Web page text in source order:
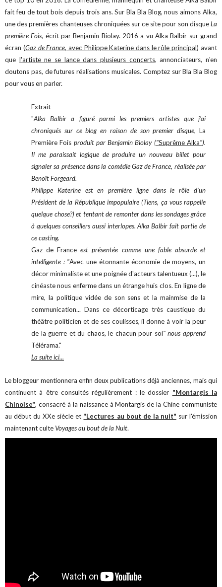
fait feu de tout bois depuis trois ans. Sur Bla Bla Blog, nous aimons Alka,
une des premières chanteuses chroniquées sur ce site pour son disqueLa
première Fois, écrit par Benjamin Biolay. 2016 a vu Alka Balbir sur grand
écran (Gaz de France, avec Philippe Katerine dans le rôle principal) avant
que l'artiste ne se lance dans plusieurs concerts, annonciateurs, n'en
doutons pas, de futures réalisations musicales. Comptez sur Bla Bla Blog
pour vous en parler.
Extrait
"Alka Balbir a figuré parmi les premiers artistes que j'ai
chroniqués sur ce blog en raison de son premier disque,La
Première Fois produit par Benjamin Biolay ("Suprême Alka").
Il me paraissait logique de produire un nouveau billet pour
signaler sa présence dans la comédie Gaz de France, réalisée par
Benoît Forgeard.
Philippe Katerine est en première ligne dans le rôle d'un
Président de la République impopulaire (Tiens, ça vous rappelle
quelque chose?) et tentant de remonter dans les sondages grâce
à quelques conseillers aussi interlopes. Alka Balbir fait partie de
ce casting.
Gaz de France est présentée comme une fable absurde et
intelligente : "Avec une étonnante économie de moyens, un
décor minimaliste et une poignée d'acteurs talentueux (...), le
cinéaste nous enferme dans un étrange huis clos. En ligne de
mire, la politique vidée de son sens et la mainmise de la
communication... Dans ce décorticage très caustique du
théâtre politicien et de ses coulisses, il donne à voir la peur
de la guerre et du chaos, le chacun pour soi" nous apprend
Télérama."
La suite ici...
Le bloggeur mentionnera enfin deux publications déjà anciennes, mais qui
continuent à être consultés régulièrement : le dossier "Montargis la
Chinoise", consacré à la naissance à Montargis de la Chine communiste
au début du XXe siècle et "Lectures au bout de la nuit" sur l'émission
maintenant culte Voyages au bout de la Nuit.